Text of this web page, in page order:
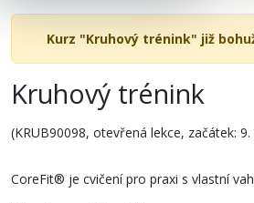
Kurz "Kruhový trénink" již
Kruhový trénink
(KRUB90098, otevřená lekce, začátek:
CoreFit® je cvičení pro praxi s vlastní